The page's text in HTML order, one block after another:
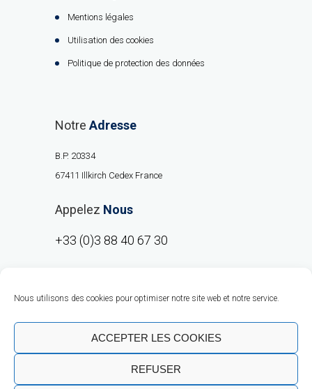
Nous utilisons des cookies pour optimiser notre site web et notre service.
ACCEPTER LES COOKIES
REFUSER
Mentions légales
Utilisation des cookies
Politique de protection des données
Notre Adresse
B.P. 20334
67411 Illkirch Cedex France
Appelez Nous
+33 (0)3 88 40 67 30